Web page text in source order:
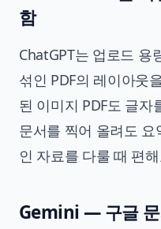
함
ChatGPT는 업로드 용
섞인 PDF의 레이아웃
된 이미지 PDF도 글자
문서를 찍어 올려도
인 자료를 다룰 때 편
Gemini — 구글 문